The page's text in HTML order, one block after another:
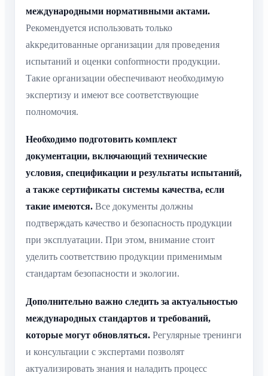
международными нормативными актами.
Рекомендуется использовать только
akкредитованные организации для проведения
испытаний и оценки conformности продукции.
Такие организации обеспечивают необходимую
экспертизу и имеют все соответствующие
полномочия.
Необходимо подготовить комплект
документации, включающий технические
условия, спецификации и результаты испытаний,
а также сертификаты системы качества, если
такие имеются. Все документы должны
подтверждать качество и безопасность продукции
при эксплуатации. При этом, внимание стоит
уделить соответствию продукции применимым
стандартам безопасности и экологии.
Дополнительно важно следить за актуальностью
международных стандартов и требований,
которые могут обновляться. Регулярные тренинги
и консультации с экспертами позволят
актуализировать знания и наладить процесс